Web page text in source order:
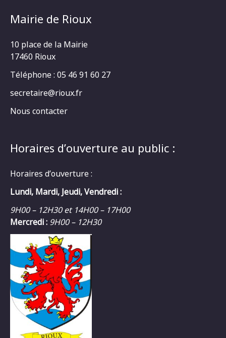
Mairie de Rioux
10 place de la Mairie
17460 Rioux
Téléphone : 05 46 91 60 27
secretaire@rioux.fr
Nous contacter
Horaires d’ouverture au public :
Horaires d’ouverture :
Lundi, Mardi, Jeudi, Vendredi :
9H00 – 12H30 et 14H00 – 17H00
Mercredi : 9H00 – 12H30